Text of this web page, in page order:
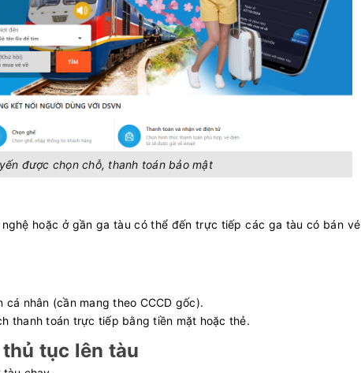
được chọn chỗ, thanh toán bảo mật
hoặc ở gần ga tàu có thể đến trực tiếp các ga tàu có bán vé
nhân (cần mang theo CCCD gốc).
thanh toán trực tiếp bằng tiền mặt hoặc thẻ.
tục lên tàu